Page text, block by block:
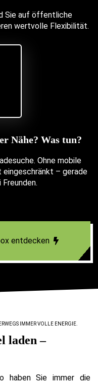
Sie auf öffentliche
wertvolle Flexibilität.
Nähe? Was tun?
Ohne mobile
– gerade
entdecken
IMMER VOLLE ENERGIE.
laden –
haben Sie immer die